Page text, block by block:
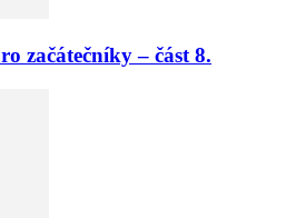
začátečníky – část 8.